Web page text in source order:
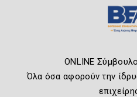
ONLINE
Όλα όσα αφορούν την